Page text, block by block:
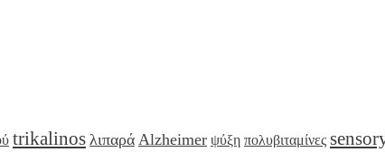
trikalinos λιπαρά Alzheimer ψύξη πολυβιταμίνες